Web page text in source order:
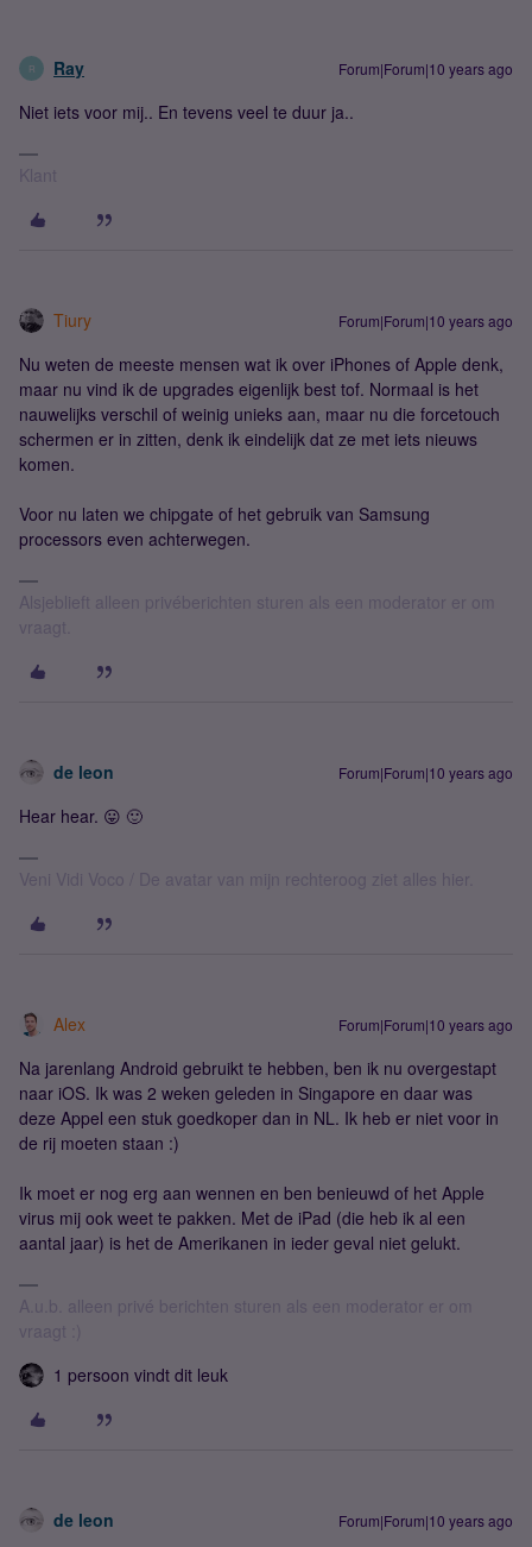
R Ray Forum|Forum|10 years ago
Niet iets voor mij.. En tevens veel te duur ja..
Klant
Tiury Forum|Forum|10 years ago
Nu weten de meeste mensen wat ik over iPhones of Apple denk,
maar nu vind ik de upgrades eigenlijk best tof. Normaal is het
nauwelijks verschil of weinig unieks aan, maar nu die forcetouch
schermen er in zitten, denk ik eindelijk dat ze met iets nieuws
komen.
Voor nu laten we chipgate of het gebruik van Samsung
processors even achterwegen.
Alsjeblieft alleen privéberichten sturen als een moderator er om
vraagt.
de leon Forum|Forum|10 years ago
Hear hear. 😛 🙂
Veni Vidi Voco / De avatar van mijn rechteroog ziet alles hier.
Alex Forum|Forum|10 years ago
Na jarenlang Android gebruikt te hebben, ben ik nu overgestapt
naar iOS. Ik was 2 weken geleden in Singapore en daar was
deze Appel een stuk goedkoper dan in NL. Ik heb er niet voor in
de rij moeten staan :)
Ik moet er nog erg aan wennen en ben benieuwd of het Apple
virus mij ook weet te pakken. Met de iPad (die heb ik al een
aantal jaar) is het de Amerikanen in ieder geval niet gelukt.
A.u.b. alleen privé berichten sturen als een moderator er om
vraagt :)
1 persoon vindt dit leuk
de leon Forum|Forum|10 years ago